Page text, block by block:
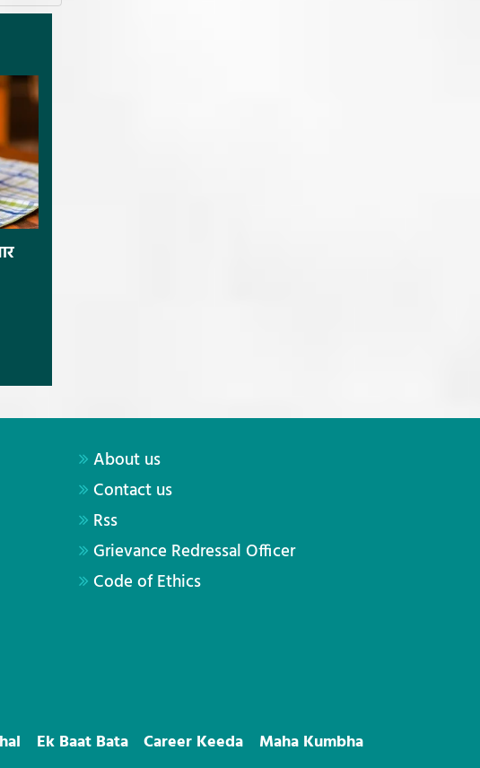
About us
Contact us
Rss
Grievance Redressal Officer
Code of Ethics
Ek Baat Bata Career Keeda Maha Kumbha